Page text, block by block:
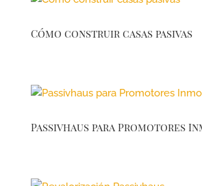
Cómo construir casas pasivas
Passivhaus para Promotores